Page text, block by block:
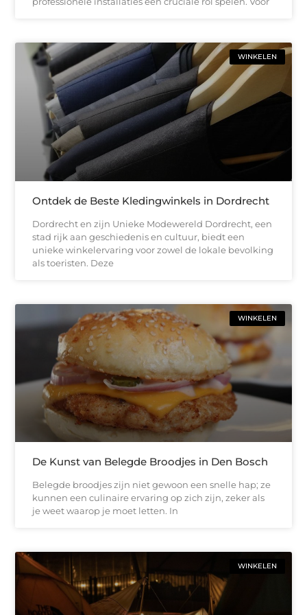
WINKELEN
Ontdek de Beste Kledingwinkels in Dordrecht
Dordrecht en zijn Unieke Modewereld Dordrecht, een
stad rijk aan geschiedenis en cultuur, biedt een
unieke winkelervaring voor zowel de lokale bevolking
als toeristen. Deze
WINKELEN
De Kunst van Belegde Broodjes in Den Bosch
Belegde broodjes zijn niet gewoon een snelle hap; ze
kunnen een culinaire ervaring op zich zijn, zeker als
je weet waarop je moet letten. In
WINKELEN